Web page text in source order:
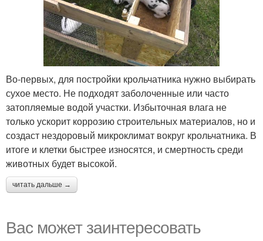
Во-первых, для постройки крольчатника нужно выбирать
сухое место. Не подходят заболоченные или часто
затопляемые водой участки. Избыточная влага не
только ускорит коррозию строительных материалов, но и
создаст нездоровый микроклимат вокруг крольчатника. В
итоге и клетки быстрее износятся, и смертность среди
животных будет высокой.
читать дальше →
Вас может заинтересовать